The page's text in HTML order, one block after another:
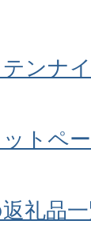
ンナ
ットペ
礼品